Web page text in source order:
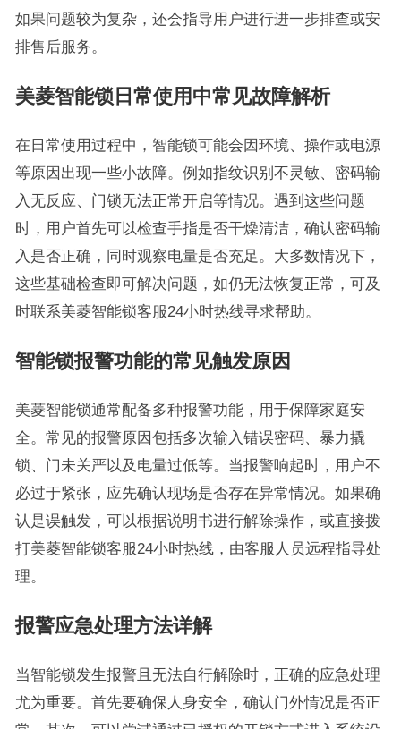
如果问题较为复杂，还会指导用户进行进一步排查或安
排售后服务。
美菱智能锁日常使用中常见故障解析
在日常使用过程中，智能锁可能会因环境、操作或电源
等原因出现一些小故障。例如指纹识别不灵敏、密码输
入无反应、门锁无法正常开启等情况。遇到这些问题
时，用户首先可以检查手指是否干燥清洁，确认密码输
入是否正确，同时观察电量是否充足。大多数情况下，
这些基础检查即可解决问题，如仍无法恢复正常，可及
时联系美菱智能锁客服24小时热线寻求帮助。
智能锁报警功能的常见触发原因
美菱智能锁通常配备多种报警功能，用于保障家庭安
全。常见的报警原因包括多次输入错误密码、暴力撬
锁、门未关严以及电量过低等。当报警响起时，用户不
必过于紧张，应先确认现场是否存在异常情况。如果确
认是误触发，可以根据说明书进行解除操作，或直接拨
打美菱智能锁客服24小时热线，由客服人员远程指导处
理。
报警应急处理方法详解
当智能锁发生报警且无法自行解除时，正确的应急处理
尤为重要。首先要确保人身安全，确认门外情况是否正